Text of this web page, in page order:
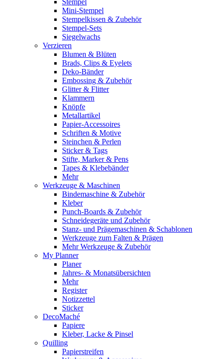
Stempel
Mini-Stempel
Stempelkissen & Zubehör
Stempel-Sets
Siegelwachs
Verzieren
Blumen & Blüten
Brads, Clips & Eyelets
Deko-Bänder
Embossing & Zubehör
Glitter & Flitter
Klammern
Knöpfe
Metallartikel
Papier-Accessoires
Schriften & Motive
Steinchen & Perlen
Sticker & Tags
Stifte, Marker & Pens
Tapes & Klebebänder
Mehr
Werkzeuge & Maschinen
Bindemaschine & Zubehör
Kleber
Punch-Boards & Zubehör
Schneidegeräte und Zubehör
Stanz- und Prägemaschinen & Schablonen
Werkzeuge zum Falten & Prägen
Mehr Werkzeuge & Zubehör
My Planner
Planer
Jahres- & Monatsübersichten
Mehr
Register
Notizzettel
Sticker
DecoMaché
Papiere
Kleber, Lacke & Pinsel
Quilling
Papierstreifen